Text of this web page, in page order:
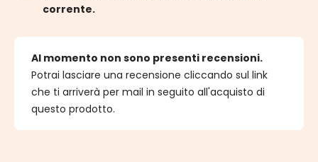
corrente.
Al momento non sono presenti recensioni.
Potrai lasciare una recensione cliccando sul link
che ti arriverà per mail in seguito all'acquisto di
questo prodotto.